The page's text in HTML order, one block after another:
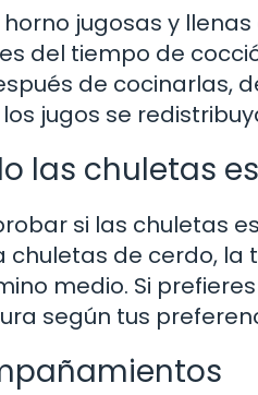
jugosas y
del tiempo de
de cocinarlas,
jugos se
las chuletas
si las chuletas
chuletas de cerdo,
medio. Si
según tus